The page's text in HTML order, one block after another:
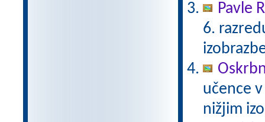
Pavle
6.
učence
nižjim